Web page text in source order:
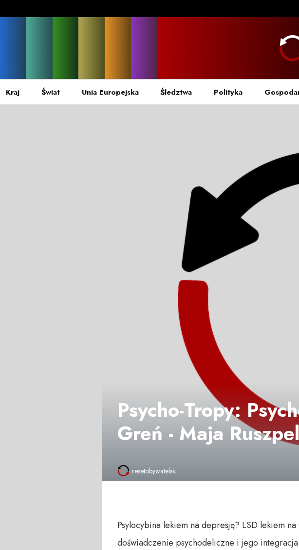
Kraj Świat Unia Europejska Śledztwa Polityka
Psycho-Tropy:
Greń - Maja
resetobywatelski
Psylocybina lekiem na depresję? LSD lekiem
doświadczenie psychodeliczne i jego